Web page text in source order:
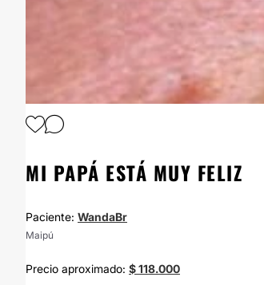
MI PAPÁ ESTÁ MUY FELIZ
Paciente: WandaBr
Maipú
Precio aproximado: $ 118.000